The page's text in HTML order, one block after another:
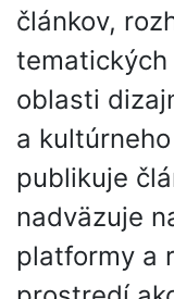
článkov,
oblasti
a
publikuje
nadväzuje
platformy a